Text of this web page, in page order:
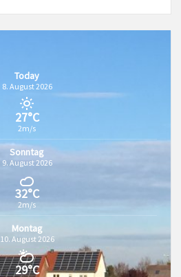
Today
8. August 2026
27°C
2m/s
Sonntag
9. August 2026
32°C
2m/s
Montag
10. August 2026
29°C